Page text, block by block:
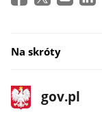
Na skróty
stopka
gov.pl
Strona
gov.pl